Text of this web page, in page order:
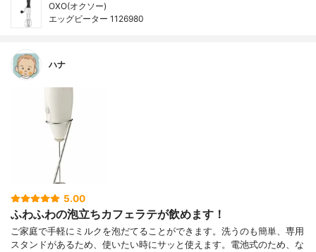
OXO(オクソー)
エッグビーター 1126980
ハナ
5.00
ふわふわの泡立ちカフェラテが飲めます！
ご家庭で手軽にミルクを泡だてることができます。洗うのも簡単、専用
スタンドがあるため、使いたい時にサッと使えます。電池式のため、な